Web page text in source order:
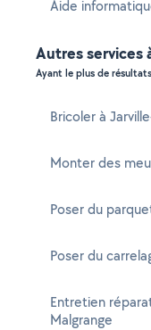
Aide
Autres services
Ayant le plus de
Bricoler à
Monter des
Poser du
Poser du
Entretien
Malgrange